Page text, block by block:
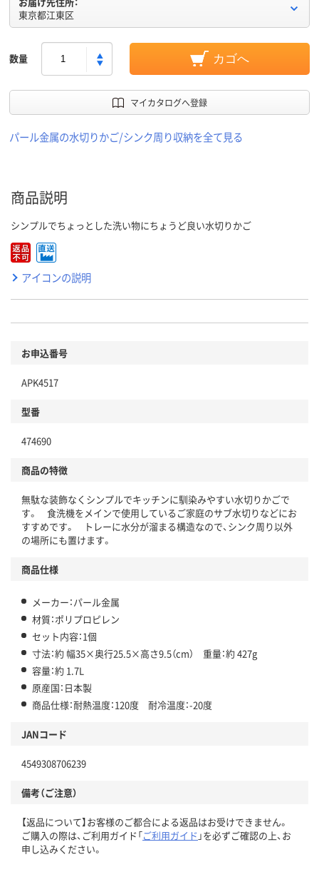
東京都江東区
数量 カゴへ
マイカタログへ登録
パール金属の水切りかご/シンク周り収納を全て見る
商品説明
シンプルでちょっとした洗い物にちょうど良い水切りかご
アイコンの説明
お申込番号
APK4517
型番
474690
商品の特徴
無駄な装飾なくシンプルでキッチンに馴染みやすい水切りかごで
す。 食洗機をメインで使用しているご家庭のサブ水切りなどにお
すすめです。 トレーに水分が溜まる構造なので、シンク周り以外
の場所にも置けます。
商品仕様
メーカー：パール金属
材質：ポリプロピレン
セット内容：1個
寸法：約 幅35×奥行25.5×高さ9.5（cm） 重量：約 427g
容量：約 1.7L
原産国：日本製
商品仕様：耐熱温度：120度 耐冷温度：-20度
JANコード
4549308706239
備考（ご注意）
【返品について】お客様のご都合による返品はお受けできません。
ご購入の際は、ご利用ガイド「ご利用ガイド 」を必ずご確認の上、お
申し込みください。